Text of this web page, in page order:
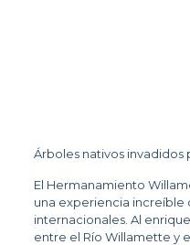
Árboles nativos invadidos
El Hermanamiento
una experiencia increíble
internacionales. Al
entre el Río Willamette y